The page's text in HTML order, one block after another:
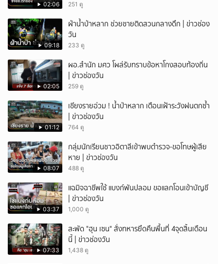
02:06 251 ดู
09:18
ฝ่าน้ำป่าหลาก ช่วยชายติดสวนกลางดึก | ข่าวช่อง
วัน
233 ดู
02:05
ผอ.สำนัก มศว โผล่รับทราบข้อหาโกงสอบท้องถิ่น
| ข่าวช่องวัน
259 ดู
01:12
เชียงรายอ่วม ! น้ำป่าหลาก เตือนเฝ้าระวังฝนตกซ้ำ
| ข่าวช่องวัน
764 ดู
08:07
กลุ่มนักเรียนชาวอิตาลีเข้าพบตำรวจ-ขอโทษผู้เสีย
หาย | ข่าวช่องวัน
488 ดู
03:37
แฉมิจฉาชีพใช้ แบงก์พันปลอม ขอแลกโอนเข้าบัญชี
| ข่าวช่องวัน
1,000 ดู
07:33
สะพัด "ฮุน เซน" สั่งทหารยึดคืนพื้นที่ 4จุดสิ้นเดือน
นี้ | ข่าวช่องวัน
1,438 ดู